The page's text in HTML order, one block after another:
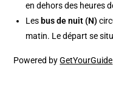
en dehors des heures
Les bus de nuit (N)
matin. Le départ se
Powered byGetYourGuide